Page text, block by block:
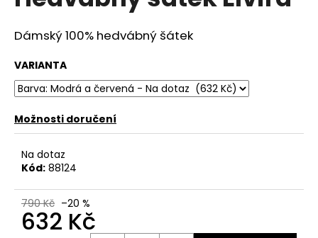
z
5
Dámský 100% hedvábný šátek
VARIANTA
Možnosti doručení
Na dotaz
Kód: 88124
790 Kč –20 %
632 Kč
j
t
?
D